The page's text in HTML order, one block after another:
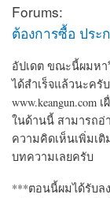
Forums:
ต้องการซื้อ ประ
อัปเดต ขณะนี้ผมหา
ได้สำเร็จแล้วนะครั
ในด้านนี้ สามารถอ่
ความคิดเห็นเพิ่มเติ
บทความเลยครับ
***ตอนนี้ผมได้รับลง